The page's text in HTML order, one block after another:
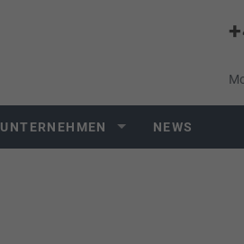
UNTERNEHMEN NEWS